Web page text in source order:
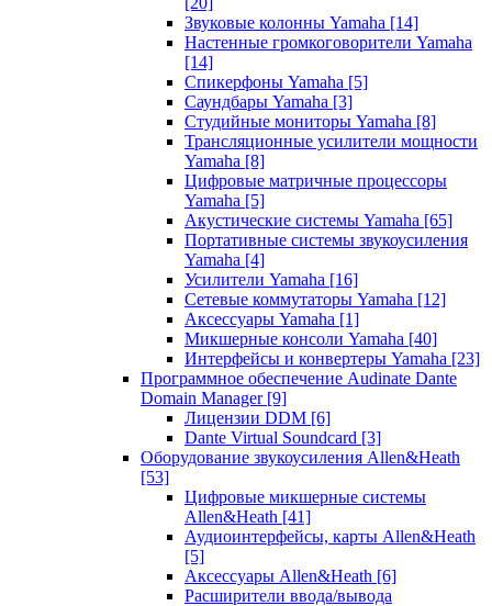
Звуковые колонны Yamaha [14]
Настенные громкоговорители Yamaha
[14]
Спикерфоны Yamaha [5]
Саундбары Yamaha [3]
Студийные мониторы Yamaha [8]
Трансляционные усилители мощности
Yamaha [8]
Цифровые матричные процессоры
Yamaha [5]
Акустические системы Yamaha [65]
Портативные системы звукоусиления
Yamaha [4]
Усилители Yamaha [16]
Сетевые коммутаторы Yamaha [12]
Аксессуары Yamaha [1]
Микшерные консоли Yamaha [40]
Интерфейсы и конвертеры Yamaha [23]
Программное обеспечение Audinate Dante
Domain Manager [9]
Лицензии DDM [6]
Dante Virtual Soundcard [3]
Оборудование звукоусиления Allen&Heath
[53]
Цифровые микшерные системы
Allen&Heath [41]
Аудиоинтерфейсы, карты Allen&Heath
[5]
Аксессуары Allen&Heath [6]
Расширители ввода/вывода